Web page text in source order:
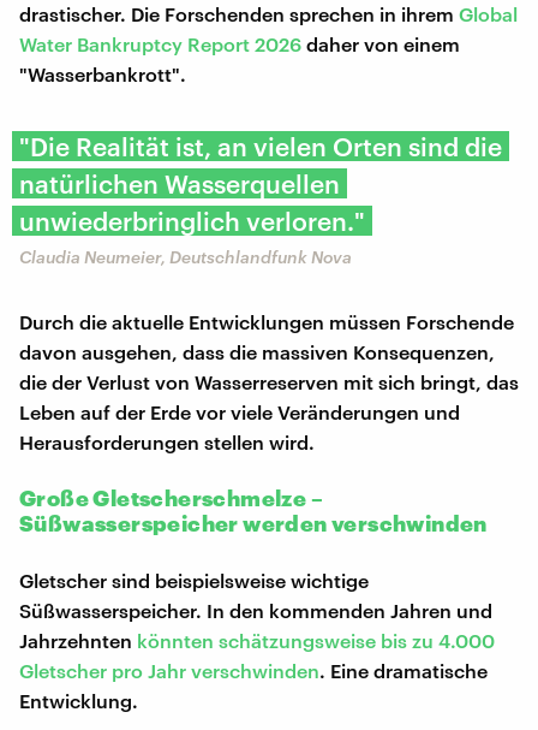
drastischer. Die Forschenden sprechen in ihrem Global
Water Bankruptcy Report 2026 daher von einem
"Wasserbankrott".
"Die Realität ist, an vielen Orten sind die
natürlichen Wasserquellen
unwiederbringlich verloren."
Claudia Neumeier, Deutschlandfunk Nova
Durch die aktuelle Entwicklungen müssen Forschende
davon ausgehen, dass die massiven Konsequenzen,
die der Verlust von Wasserreserven mit sich bringt, das
Leben auf der Erde vor viele Veränderungen und
Herausforderungen stellen wird.
Große Gletscherschmelze –
Süßwasserspeicher werden verschwinden
Gletscher sind beispielsweise wichtige
Süßwasserspeicher. In den kommenden Jahren und
Jahrzehnten könnten schätzungsweise bis zu 4.000
Gletscher pro Jahr verschwinden. Eine dramatische
Entwicklung.